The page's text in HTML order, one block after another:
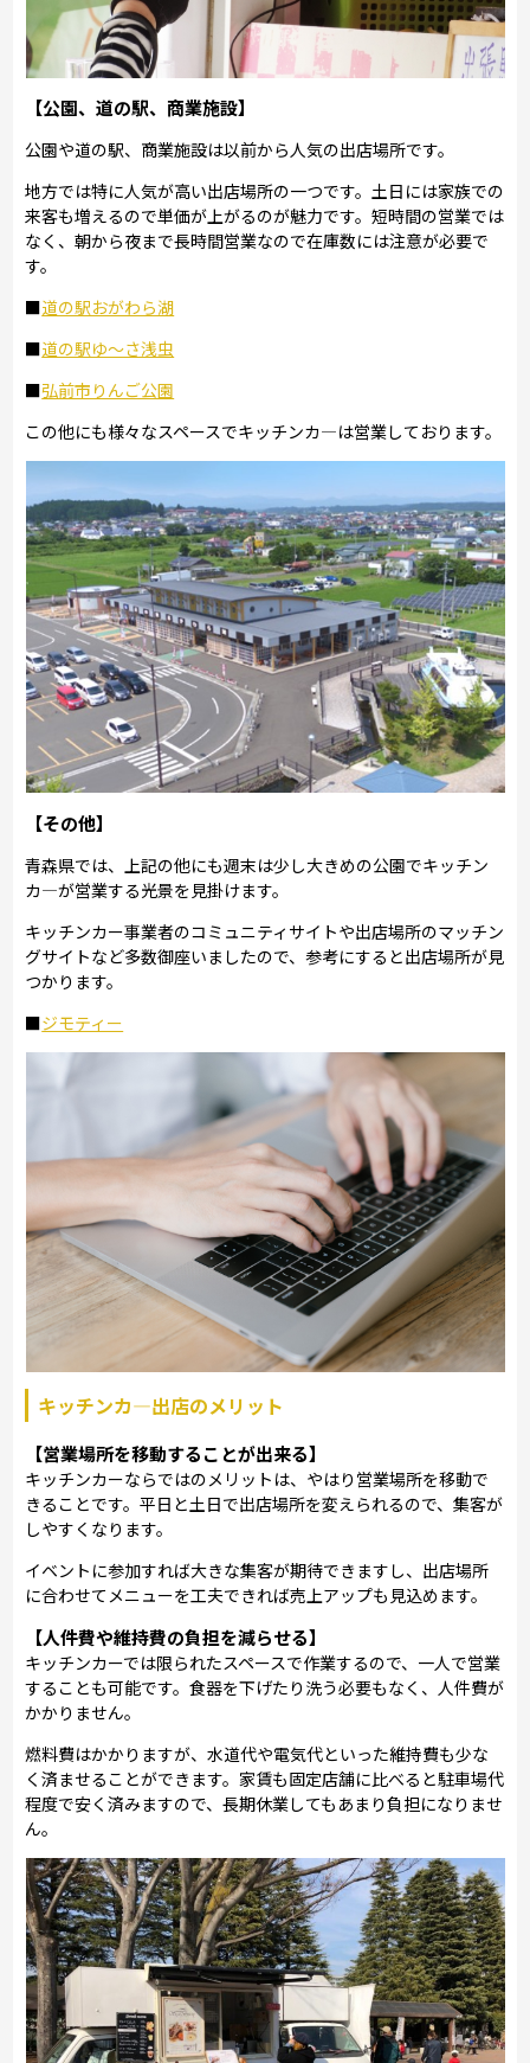
【公園、道の駅、商業施設】
公園や道の駅、商業施設は以前から人気の出店場所です。
地方では特に人気が高い出店場所の一つです。土日には家族での
来客も増えるので単価が上がるのが魅力です。短時間の営業では
なく、朝から夜まで長時間営業なので在庫数には注意が必要で
す。
■道の駅おがわら湖
■道の駅ゆ～さ浅虫
■弘前市りんご公園
この他にも様々なスペースでキッチンカ―は営業しております。
【その他】
青森県では、上記の他にも週末は少し大きめの公園でキッチン
カ―が営業する光景を見掛けます。
キッチンカー事業者のコミュニティサイトや出店場所のマッチン
グサイトなど多数御座いましたので、参考にすると出店場所が見
つかります。
■ジモティー
キッチンカ―出店のメリット
【営業場所を移動することが出来る】
キッチンカーならではのメリットは、やはり営業場所を移動で
きることです。平日と土日で出店場所を変えられるので、集客が
しやすくなります。
イベントに参加すれば大きな集客が期待できますし、出店場所
に合わせてメニューを工夫できれば売上アップも見込めます。
【人件費や維持費の負担を減らせる】
キッチンカーでは限られたスペースで作業するので、一人で営業
することも可能です。食器を下げたり洗う必要もなく、人件費が
かかりません。
燃料費はかかりますが、水道代や電気代といった維持費も少な
く済ませることができます。家賃も固定店舗に比べると駐車場代
程度で安く済みますので、長期休業してもあまり負担になりませ
ん。